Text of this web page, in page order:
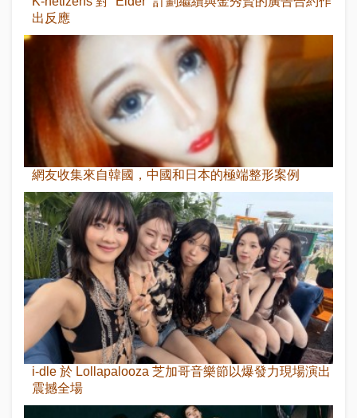
出反應
網友收集來自韓國，中國和日本的極端整形案例
i-dle 於 Lollapalooza 芝加哥音樂節以爆發力現場演出
震撼全場